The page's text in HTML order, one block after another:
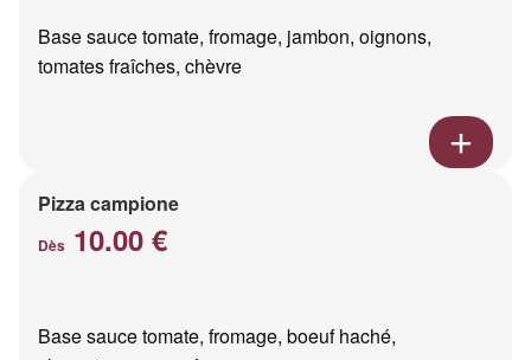
Base sauce tomate, fromage, jambon, oignons,
tomates fraîches, chèvre
Pizza campione
Dès 10.00 €
Base sauce tomate, fromage, boeuf haché,